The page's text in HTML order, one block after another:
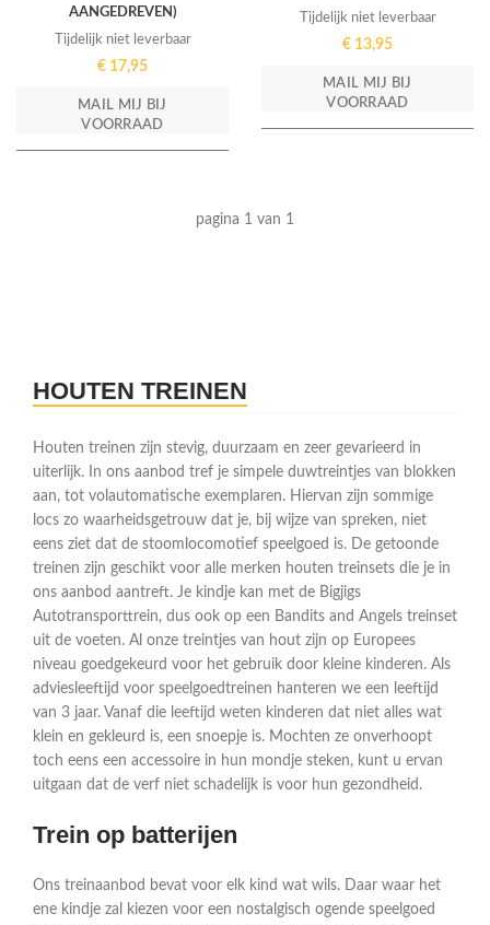
AANGEDREVEN)
Tijdelijk niet leverbaar
€ 17,95
MAIL MIJ BIJ
VOORRAAD
Tijdelijk niet leverbaar
€ 13,95
MAIL MIJ BIJ
VOORRAAD
pagina 1 van 1
HOUTEN TREINEN
Houten treinen zijn stevig, duurzaam en zeer gevarieerd in
uiterlijk. In ons aanbod tref je simpele duwtreintjes van blokken
aan, tot volautomatische exemplaren. Hiervan zijn sommige
locs zo waarheidsgetrouw dat je, bij wijze van spreken, niet
eens ziet dat de stoomlocomotief speelgoed is. De getoonde
treinen zijn geschikt voor alle merken houten treinsets die je in
ons aanbod aantreft. Je kindje kan met de Bigjigs
Autotransporttrein, dus ook op een Bandits and Angels treinset
uit de voeten. Al onze treintjes van hout zijn op Europees
niveau goedgekeurd voor het gebruik door kleine kinderen. Als
adviesleeftijd voor speelgoedtreinen hanteren we een leeftijd
van 3 jaar. Vanaf die leeftijd weten kinderen dat niet alles wat
klein en gekleurd is, een snoepje is. Mochten ze onverhoopt
toch eens een accessoire in hun mondje steken, kunt u ervan
uitgaan dat de verf niet schadelijk is voor hun gezondheid.
Trein op batterijen
Ons treinaanbod bevat voor elk kind wat wils. Daar waar het
ene kindje zal kiezen voor een nostalgisch ogende speelgoed